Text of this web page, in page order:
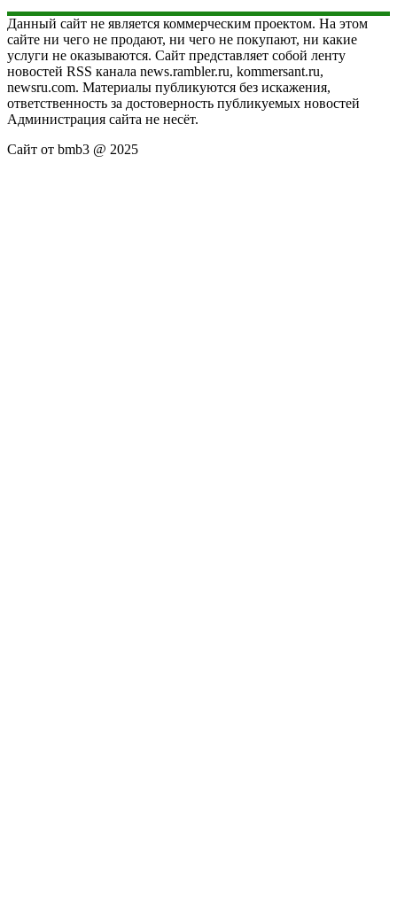
Данный сайт не является коммерческим проектом. На этом
сайте ни чего не продают, ни чего не покупают, ни какие
услуги не оказываются. Сайт представляет собой ленту
новостей RSS канала news.rambler.ru, kommersant.ru,
newsru.com. Материалы публикуются без искажения,
ответственность за достоверность публикуемых новостей
Администрация сайта не несёт.
Сайт от bmb3 @ 2025